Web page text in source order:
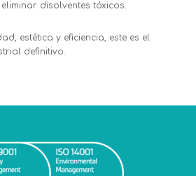
disolventes tóxicos.
estética y eficiencia, este es el
definitivo.